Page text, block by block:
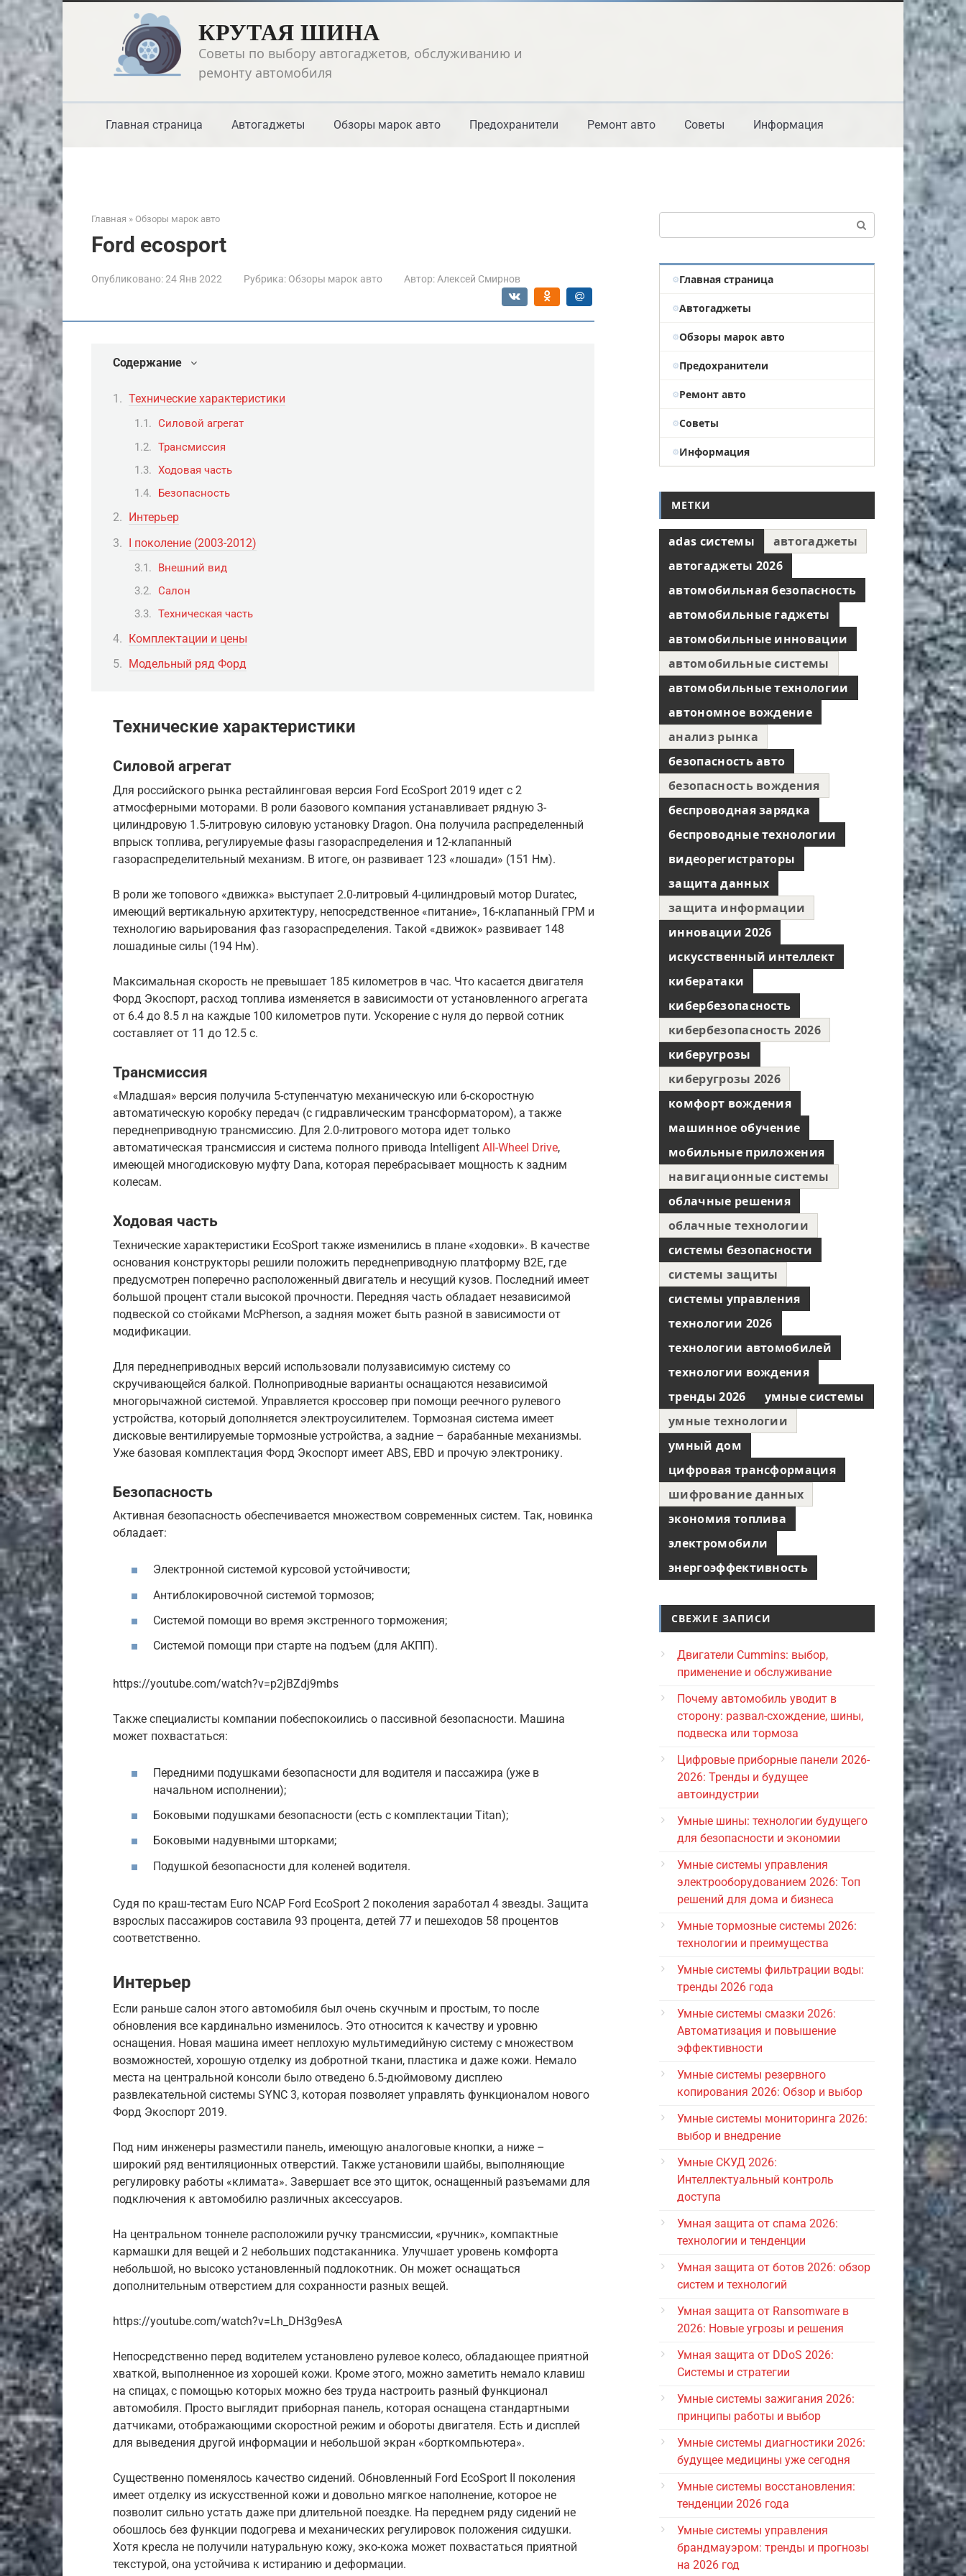
Перейти
к
контенту
КРУТАЯ ШИНА
Советы по выбору автогаджетов, обслуживанию и
ремонту автомобиля
Главная страница Автогаджеты Обзоры марок авто Предохранители Ремонт авто Советы Информация
Главная » Обзоры марок авто
Ford ecosport
Опубликовано:24 Янв 2022 Рубрика: Обзоры марок авто Автор: Алексей Смирнов
Содержание
Технические характеристики
Силовой агрегат
Трансмиссия
Ходовая часть
Безопасность
Интерьер
I поколение (2003-2012)
Внешний вид
Салон
Техническая часть
Комплектации и цены
Модельный ряд Форд
Технические характеристики
Силовой агрегат
Для российского рынка рестайлинговая версия Ford EcoSport 2019 идет с 2
атмосферными моторами. В роли базового компания устанавливает рядную 3-
цилиндровую 1.5-литровую силовую установку Dragon. Она получила распределенный
впрыск топлива, регулируемые фазы газораспределения и 12-клапанный
газораспределительный механизм. В итоге, он развивает 123 «лошади» (151 Нм).
В роли же топового «движка» выступает 2.0-литровый 4-цилиндровый мотор Duratec,
имеющий вертикальную архитектуру, непосредственное «питание», 16-клапанный ГРМ и
технологию варьирования фаз газораспределения. Такой «движок» развивает 148
лошадиные силы (194 Нм).
Максимальная скорость не превышает 185 километров в час. Что касается двигателя
Форд Экоспорт, расход топлива изменяется в зависимости от установленного агрегата
от 6.4 до 8.5 л на каждые 100 километров пути. Ускорение с нуля до первой сотник
составляет от 11 до 12.5 с.
Трансмиссия
«Младшая» версия получила 5-ступенчатую механическую или 6-скоростную
автоматическую коробку передач (с гидравлическим трансформатором), а также
переднеприводную трансмиссию. Для 2.0-литрового мотора идет только
автоматическая трансмиссия и система полного привода Intelligent All-Wheel Drive,
имеющей многодисковую муфту Dana, которая перебрасывает мощность к задним
колесам.
Ходовая часть
Технические характеристики EcoSport также изменились в плане «ходовки». В качестве
основания конструкторы решили положить переднеприводную платформу B2E, где
предусмотрен поперечно расположенный двигатель и несущий кузов. Последний имеет
большой процент стали высокой прочности. Передняя часть обладает независимой
подвеской со стойками McPherson, а задняя может быть разной в зависимости от
модификации.
Для переднеприводных версий использовали полузависимую систему со
скручивающейся балкой. Полноприводные варианты оснащаются независимой
многорычажной системой. Управляется кроссовер при помощи реечного рулевого
устройства, который дополняется электроусилителем. Тормозная система имеет
дисковые вентилируемые тормозные устройства, а задние – барабанные механизмы.
Уже базовая комплектация Форд Экоспорт имеет ABS, EBD и прочую электронику.
Безопасность
Активная безопасность обеспечивается множеством современных систем. Так, новинка
обладает:
Электронной системой курсовой устойчивости;
Антиблокировочной системой тормозов;
Системой помощи во время экстренного торможения;
Системой помощи при старте на подъем (для АКПП).
https://youtube.com/watch?v=p2jBZdj9mbs
Также специалисты компании побеспокоились о пассивной безопасности. Машина
может похвастаться:
Передними подушками безопасности для водителя и пассажира (уже в
начальном исполнении);
Боковыми подушками безопасности (есть с комплектации Titan);
Боковыми надувными шторками;
Подушкой безопасности для коленей водителя.
Судя по краш-тестам Euro NCAP Ford EcoSport 2 поколения заработал 4 звезды. Защита
взрослых пассажиров составила 93 процента, детей 77 и пешеходов 58 процентов
соответственно.
Интерьер
Если раньше салон этого автомобиля был очень скучным и простым, то после
обновления все кардинально изменилось. Это относится к качеству и уровню
оснащения. Новая машина имеет неплохую мультимедийную систему с множеством
возможностей, хорошую отделку из добротной ткани, пластика и даже кожи. Немало
места на центральной консоли было отведено 6.5-дюймовому дисплею
развлекательной системы SYNC 3, которая позволяет управлять функционалом нового
Форд Экоспорт 2019.
Под ним инженеры разместили панель, имеющую аналоговые кнопки, а ниже –
широкий ряд вентиляционных отверстий. Также установили шайбы, выполняющие
регулировку работы «климата». Завершает все это щиток, оснащенный разъемами для
подключения к автомобилю различных аксессуаров.
На центральном тоннеле расположили ручку трансмиссии, «ручник», компактные
кармашки для вещей и 2 небольших подстаканника. Улучшает уровень комфорта
небольшой, но высоко установленный подлокотник. Он может оснащаться
дополнительным отверстием для сохранности разных вещей.
https://youtube.com/watch?v=Lh_DH3g9esA
Непосредственно перед водителем установлено рулевое колесо, обладающее приятной
хваткой, выполненное из хорошей кожи. Кроме этого, можно заметить немало клавиш
на спицах, с помощью которых можно без труда настроить разный функционал
автомобиля. Просто выглядит приборная панель, которая оснащена стандартными
датчиками, отображающими скоростной режим и обороты двигателя. Есть и дисплей
для выведения другой информации и небольшой экран «борткомпьютера».
Существенно поменялось качество сидений. Обновленный Ford EcoSport II поколения
имеет отделку из искусственной кожи и довольно мягкое наполнение, которое не
позволит сильно устать даже при длительной поездке. На переднем ряду сидений не
обошлось без функции подогрева и механических регулировок положения сидушки.
Хотя кресла не получили натуральную кожу, эко-кожа может похвастаться приятной
текстурой, она устойчива к истиранию и деформации.
Главная страница
Автогаджеты
Обзоры марок авто
Предохранители
Ремонт авто
Советы
Информация
МЕТКИ
adas системы
автогаджеты
автогаджеты 2026
автомобильная безопасность
автомобильные гаджеты
автомобильные инновации
автомобильные системы
автомобильные технологии
автономное вождение
анализ рынка
безопасность авто
безопасность вождения
беспроводная зарядка
беспроводные технологии
видеорегистраторы
защита данных
защита информации
инновации 2026
искусственный интеллект
кибератаки
кибербезопасность
кибербезопасность 2026
киберугрозы
киберугрозы 2026
комфорт вождения
машинное обучение
мобильные приложения
навигационные системы
облачные решения
облачные технологии
системы безопасности
системы защиты
системы управления
технологии 2026
технологии автомобилей
технологии вождения
тренды 2026
умные системы
умные технологии
умный дом
цифровая трансформация
шифрование данных
экономия топлива
электромобили
энергоэффективность
СВЕЖИЕ ЗАПИСИ
Двигатели Cummins: выбор,
применение и обслуживание
Почему автомобиль уводит в
сторону: развал-схождение, шины,
подвеска или тормоза
Цифровые приборные панели 2026-
2026: Тренды и будущее
автоиндустрии
Умные шины: технологии будущего
для безопасности и экономии
Умные системы управления
электрооборудованием 2026: Топ
решений для дома и бизнеса
Умные тормозные системы 2026:
технологии и преимущества
Умные системы фильтрации воды:
тренды 2026 года
Умные системы смазки 2026:
Автоматизация и повышение
эффективности
Умные системы резервного
копирования 2026: Обзор и выбор
Умные системы мониторинга 2026:
выбор и внедрение
Умные СКУД 2026:
Интеллектуальный контроль
доступа
Умная защита от спама 2026:
технологии и тенденции
Умная защита от ботов 2026: обзор
систем и технологий
Умная защита от Ransomware в
2026: Новые угрозы и решения
Умная защита от DDoS 2026:
Системы и стратегии
Умные системы зажигания 2026:
принципы работы и выбор
Умные системы диагностики 2026:
будущее медицины уже сегодня
Умные системы восстановления:
тенденции 2026 года
Умные системы управления
брандмауэром: тренды и прогнозы
на 2026 год